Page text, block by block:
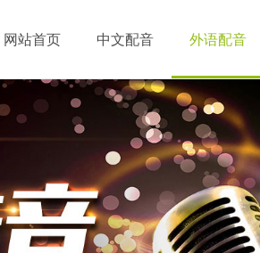
网站首页 中文配音 外语配音